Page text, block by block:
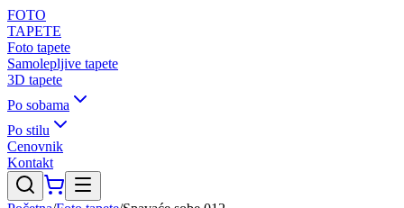
FOTO
TAPETE
Foto tapete
Samolepljive tapete
3D tapete
Po sobama
Po stilu
Cenovnik
Kontakt